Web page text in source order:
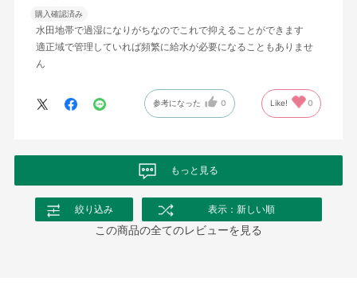
購入確認済み
水田地帯で過湿になりがちなのでこれで抑えることができます
適正域で管理していれば頻繁に給水が必要になることもありませ
ん
参考になった 0 Like! 0
もっと見る
絞り込み 表示：新しい順
この商品の全てのレビューを見る